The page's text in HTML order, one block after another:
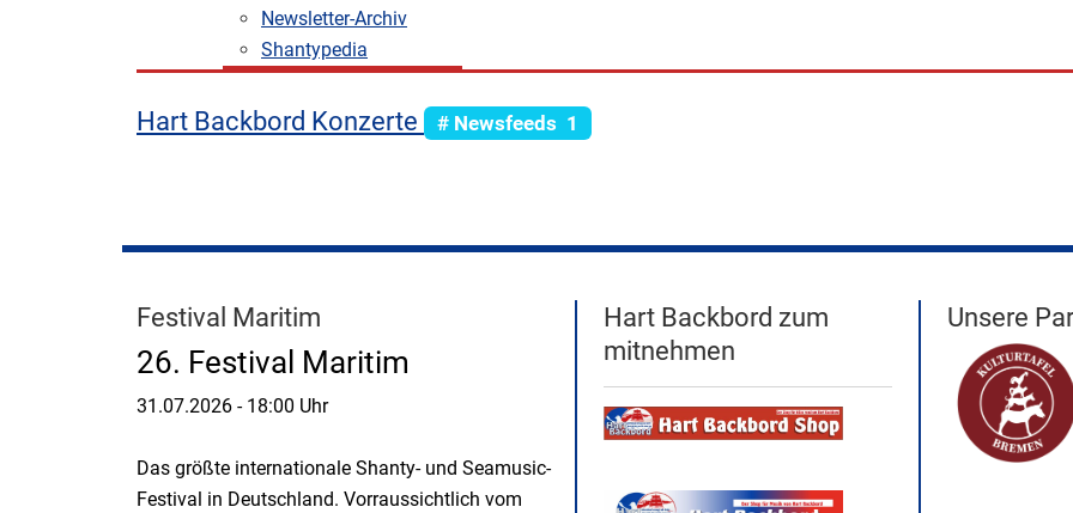
Newsletter-Archiv
Shantypedia
Hart Backbord Konzerte # Newsfeeds 1
Festival Maritim
26. Festival Maritim
31.07.2026 - 18:00 Uhr
Das größte internationale Shanty- und Seamusic-
Festival in Deutschland. Vorraussichtlich vom
Hart Backbord zum
mitnehmen
Unsere